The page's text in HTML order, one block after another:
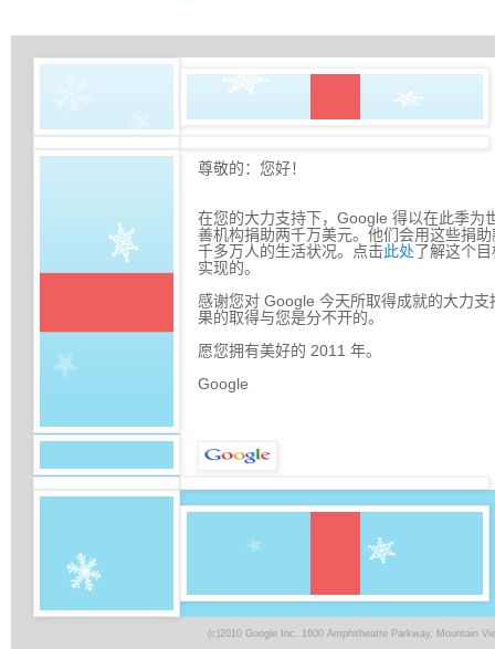
尊敬的：您好！
在您的大力支持下，Google 得以在此季为
善机构捐助两千万美元。他们会用这些捐
千多万人的生活状况。点击此处了解这个
实现的。
感谢您对 Google 今天所取得成就的大力支
果的取得与您是分不开的。
愿您拥有美好的 2011 年。
Google
(c)2010 Google Inc. 1600 Amphitheatre Parkway, Mountain